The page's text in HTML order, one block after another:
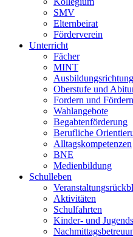
SMV
Elternbeirat
Förderverein
Unterricht
Fächer
MINT
Oberstufe und
Fordern und Fördern
Wahlangebote
Begabtenförderung
Berufliche
Alltagskompetenzen
BNE
Medienbildung
Schulleben
Aktivitäten
Schulfahrten
Kinder- und